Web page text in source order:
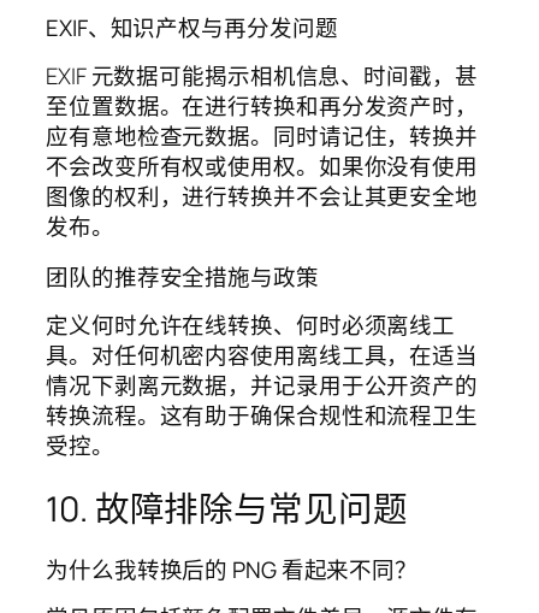
EXIF、知识产权与再分发问题
EXIF 元数据可能揭示相机信息、时间戳，甚
至位置数据。在进行转换和再分发资产时，
应有意地检查元数据。同时请记住，转换并
不会改变所有权或使用权。如果你没有使用
图像的权利，进行转换并不会让其更安全地
发布。
团队的推荐安全措施与政策
定义何时允许在线转换、何时必须离线工
具。对任何机密内容使用离线工具，在适当
情况下剥离元数据，并记录用于公开资产的
转换流程。这有助于确保合规性和流程卫生
受控。
10. 故障排除与常见问题
为什么我转换后的 PNG 看起来不同？